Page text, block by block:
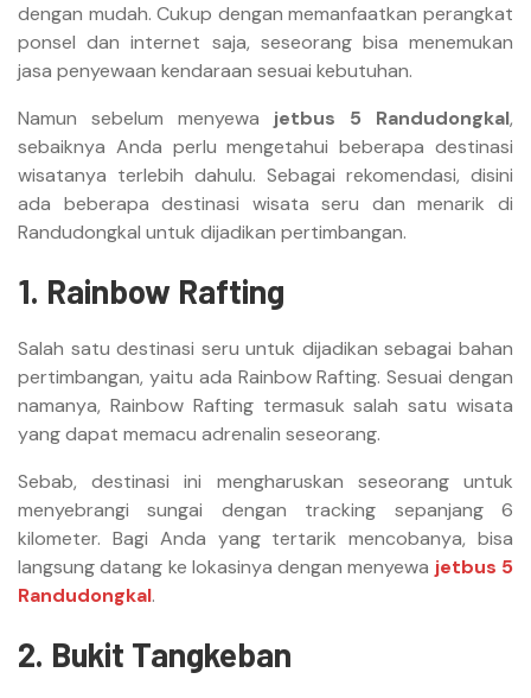
dengan mudah. Cukup dengan memanfaatkan perangkat
ponsel dan internet saja, seseorang bisa menemukan
jasa penyewaan kendaraan sesuai kebutuhan.
Namun sebelum menyewa jetbus 5 Randudongkal,
sebaiknya Anda perlu mengetahui beberapa destinasi
wisatanya terlebih dahulu. Sebagai rekomendasi, disini
ada beberapa destinasi wisata seru dan menarik di
Randudongkal untuk dijadikan pertimbangan.
1. Rainbow Rafting
Salah satu destinasi seru untuk dijadikan sebagai bahan
pertimbangan, yaitu ada Rainbow Rafting. Sesuai dengan
namanya, Rainbow Rafting termasuk salah satu wisata
yang dapat memacu adrenalin seseorang.
Sebab, destinasi ini mengharuskan seseorang untuk
menyebrangi sungai dengan tracking sepanjang 6
kilometer. Bagi Anda yang tertarik mencobanya, bisa
langsung datang ke lokasinya dengan menyewa jetbus 5
Randudongkal.
2. Bukit Tangkeban